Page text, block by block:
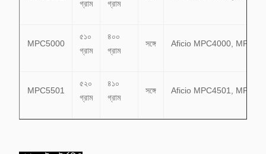
গ্রাম
গ্রাম
MPC5000
৫১০
গ্রাম
৪০০
গ্রাম
সঙ্গে Aficio MPC4000,
MPC5501
৫২০
গ্রাম
৪১০
গ্রাম
সঙ্গে Aficio MPC4501,